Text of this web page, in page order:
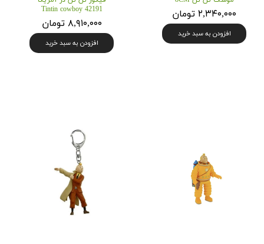
۲,۳۴۰,۰۰۰ تومان
افزودن به سبد خرید
Tintin cowboy 42191
۸,۹۱۰,۰۰۰ تومان
افزودن به سبد خرید